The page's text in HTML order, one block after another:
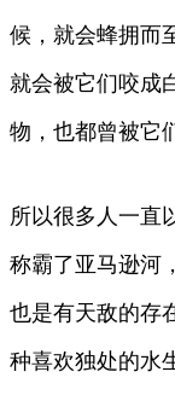
候，就会蜂拥而
就会被它们咬成
物，也都曾被它
所以很多人一直
称霸了亚马逊河
也是有天敌的存
种喜欢独处的水